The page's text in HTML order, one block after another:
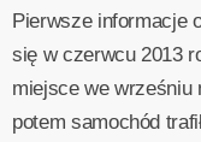
Pierwsze informacje
się w czerwcu 2013
miejsce we wrześniu
potem samochód